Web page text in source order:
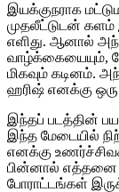
இயக்குநராக
முதலீட்டுடன் களம்
எளிது. ஆனால்
வாழ்க்கையையும்,
மிகவும் கடினம்.
ஹரிஷ் எனக்கு
இந்தப் படத்தின்
இந்த மேடையில்
எனக்கு
பின்னால் எத்தனை
போராட்டங்கள்